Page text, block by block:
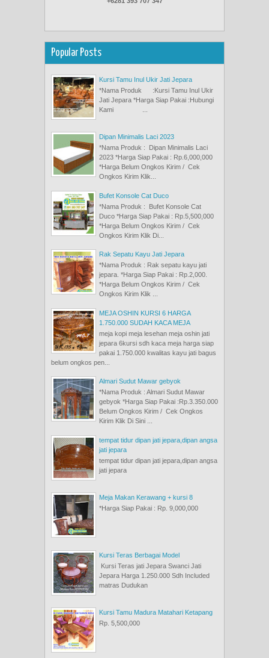
Popular Posts
Kursi Tamu Inul Ukir Jati Jepara
*Nama Produk :Kursi Tamu Inul Ukir
Jati Jepara *Harga Siap Pakai :Hubungi
Kami ...
Dipan Minimalis Laci 2023
*Nama Produk : Dipan Minimalis Laci
2023 *Harga Siap Pakai : Rp.6,000,000
*Harga Belum Ongkos Kirim / Cek
Ongkos Kirim Klik...
Bufet Konsole Cat Duco
*Nama Produk : Bufet Konsole Cat
Duco *Harga Siap Pakai : Rp.5,500,000
*Harga Belum Ongkos Kirim / Cek
Ongkos Kirim Klik Di...
Rak Sepatu Kayu Jati Jepara
*Nama Produk : Rak sepatu kayu jati
jepara. *Harga Siap Pakai : Rp.2,000.
*Harga Belum Ongkos Kirim / Cek
Ongkos Kirim Klik ...
MEJA OSHIN KURSI 6 HARGA
1.750.000 SUDAH KACA MEJA
meja kopi meja lesehan meja oshin jati
jepara 6kursi sdh kaca meja harga siap
pakai 1.750.000 kwalitas kayu jati bagus
belum ongkos pen...
Almari Sudut Mawar gebyok
*Nama Produk : Almari Sudut Mawar
gebyok *Harga Siap Pakai :Rp.3.350.000
Belum Ongkos Kirim / Cek Ongkos
Kirim Klik Di Sini ...
tempat tidur dipan jati jepara,dipan angsa
jati jepara
tempat tidur dipan jati jepara,dipan angsa
jati jepara
Meja Makan Kerawang + kursi 8
*Harga Siap Pakai : Rp. 9,000,000
Kursi Teras Berbagai Model
Kursi Teras jati Jepara Swanci Jati
Jepara Harga 1.250.000 Sdh Included
matras Dudukan
Kursi Tamu Madura Matahari Ketapang
Rp. 5,500,000